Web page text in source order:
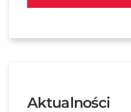
Aktualności